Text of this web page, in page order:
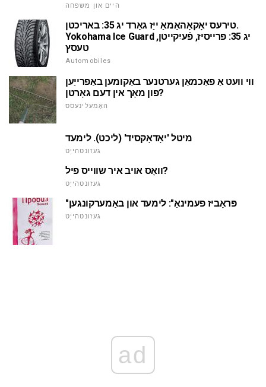
היים און משפּחה
טירעס יאָקאָהאַמאַ ייַז גאַרד יג 35: באריכטן.
Yokohama Ice Guard יג 35: פּרייסיז, פֿעיִקייטן,
טעסץ
Automobiles
ווי וועט אַ פאַכמאַן גערטנער באַקומען באַפרייַען
פון מאָך אין דעם גאָרטן?
האָמעלינעסס
מיטל 'יאָדאָקסיד' (ליכט). לימעד
געזונטהייַט
וואָס אויב איר שווייס פיל?
געזונטהייַט
"פּראָביז פעמינאַ": לימעד און באַמערקונגען
געזונטהייַט
ad